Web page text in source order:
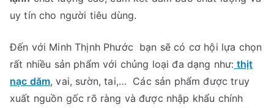
uy tín cho người tiêu dùng.
Đến với Minh Thịnh Phước bạn sẽ có cơ hội lựa chọn
rất nhiều sản phẩm với chủng loại đa dạng như: thịt
nạc dăm, vai, sườn, tai,… Các sản phẩm được truy
xuất nguồn gốc rõ ràng và được nhập khẩu chính